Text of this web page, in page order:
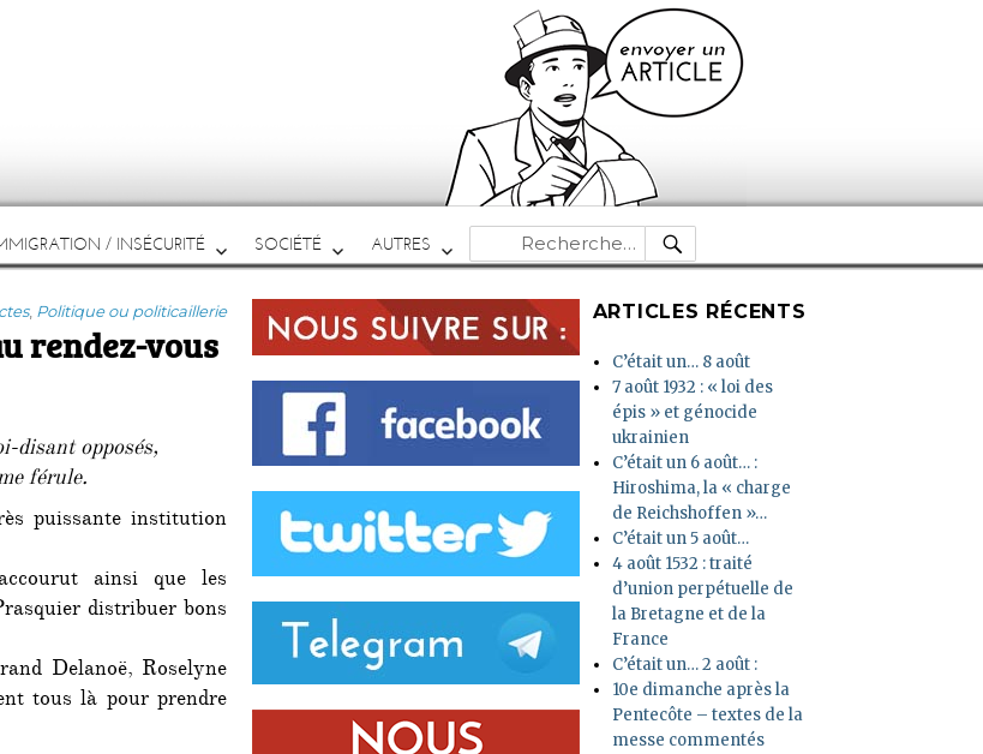
/ INSÉCURITÉ SOCIÉTÉ AUTRES
Recherche
pour :
RECHERCHE
, Politique ou politicaillerie
rendez-vous
disant opposés,
férule.
puissante institution
ainsi que les
distribuer bons
Delanoë, Roselyne
tous là pour prendre
ARTICLES RÉCENTS
C’était un… 8 août
7 août 1932 : « loi des
épis » et génocide
ukrainien
C’était un 6 août… :
Hiroshima, la « charge
de Reichshoffen »…
C’était un 5 août…
4 août 1532 : traité
d’union perpétuelle de
la Bretagne et de la
France
C’était un… 2 août :
10e dimanche après la
Pentecôte – textes de la
messe commentés